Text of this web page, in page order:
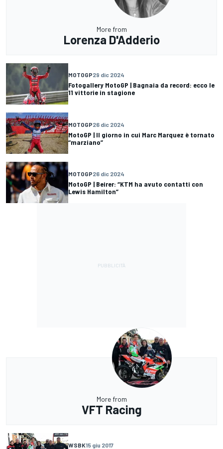
More from
Lorenza D'Adderio
MOTOGP29 dic 2024
Fotogallery MotoGP | Bagnaia da record: ecco le
11 vittorie in stagione
MOTOGP26 dic 2024
MotoGP | Il giorno in cui Marc Marquez è tornato
“marziano”
MOTOGP26 dic 2024
MotoGP | Beirer: “KTM ha avuto contatti con
Lewis Hamilton”
More from
VFT Racing
WSBK15 giu 2017